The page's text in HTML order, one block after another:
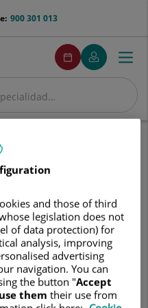
900 301 013
menuPedirCita
Pedir
cita
Mi
Quirónsalud
Menú
Infante
Infante
NEUROLOGÍA
and those of third
legislation does not
of data protection) for
analysis, improving
advertising
navigation. You can
the button "Accept
them their use from